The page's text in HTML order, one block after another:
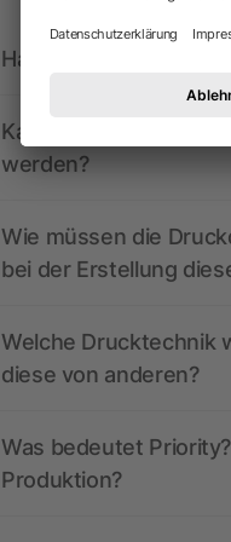
Hat allbranded derzeit
Kann ich vor der
werden?
Wie müssen die
bei der Erstellung
Welche Drucktechnik
diese von anderen?
Was bedeutet
Produktion?